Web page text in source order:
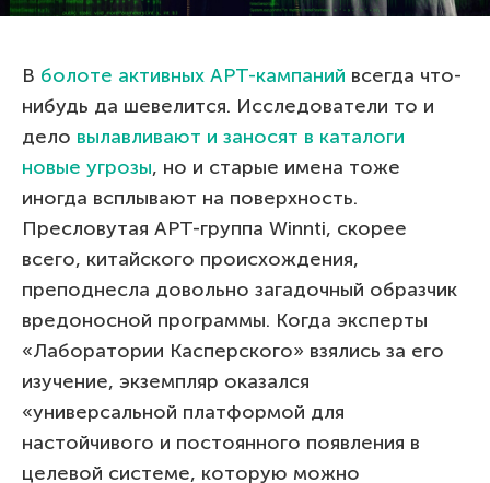
В болоте активных APT-кампаний всегда что-
нибудь да шевелится. Исследователи то и
дело вылавливают и заносят в каталоги
новые угрозы, но и старые имена тоже
иногда всплывают на поверхность.
Пресловутая APT-группа Winnti, скорее
всего, китайского происхождения,
преподнесла довольно загадочный образчик
вредоносной программы. Когда эксперты
«Лаборатории Касперского» взялись за его
изучение, экземпляр оказался
«универсальной платформой для
настойчивого и постоянного появления в
целевой системе, которую можно